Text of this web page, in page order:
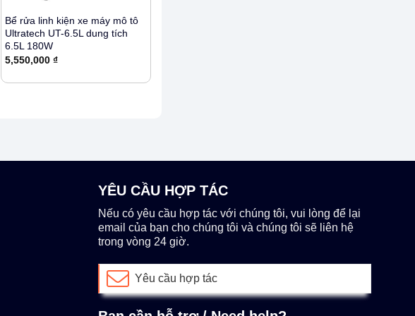
Bể rửa linh kiện xe máy mô tô
Ultratech UT-6.5L dung tích
6.5L 180W
5,550,000₫
YÊU CẦU HỢP TÁC
Nếu có yêu cầu hợp tác với chúng tôi, vui lòng để lại
email của bạn cho chúng tôi và chúng tôi sẽ liên hệ
trong vòng 24 giờ.
Yêu cầu hợp tác